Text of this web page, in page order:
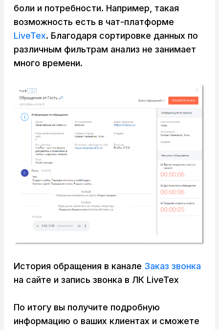
боли и потребности. Например, такая
возможность есть в чат-платформе
LiveTex. Благодаря сортировке данных по
различным фильтрам анализ не занимает
много времени.
История обращения в канале Заказ звонка
на сайте и запись звонка в ЛК LiveTex
По итогу вы получите подробную
информацию о ваших клиентах и сможете